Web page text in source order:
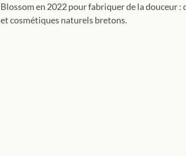
Blossom en 2022 pour fabriquer de la douceur :
et cosmétiques naturels bretons.